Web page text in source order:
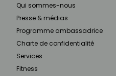
Qui sommes-nous
Presse & médias
Programme ambassadrice
Charte de confidentialité
Services
Fitness